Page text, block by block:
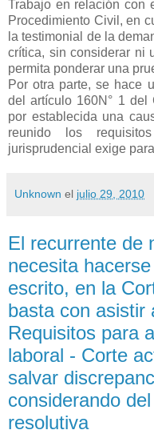
Trabajo en relación con
Procedimiento Civil, en
latestimonial de la
crítica, sinconsiderar ni
permita ponderar una
Por otra parte, se hace
del artículo 160N° 1 del
por establecida una
reunido los
jurisprudencial exige
Unknown el julio 29, 2010
El recurrente de
necesita
escrito, en la
basta con asistir
Requisitos para
laboral - Corte
salvar
considerando
resolutiva